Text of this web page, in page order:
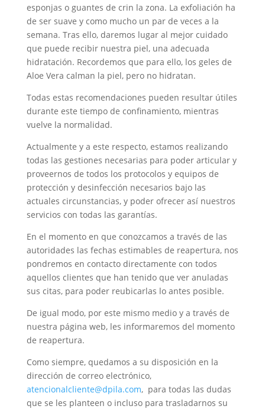
esponjas o guantes de crin la zona. La exfoliación ha
de ser suave y como mucho un par de veces a la
semana. Tras ello, daremos lugar al mejor cuidado
que puede recibir nuestra piel, una adecuada
hidratación. Recordemos que para ello, los geles de
Aloe Vera calman la piel, pero no hidratan.
Todas estas recomendaciones pueden resultar útiles
durante este tiempo de confinamiento, mientras
vuelve la normalidad.
Actualmente y a este respecto, estamos realizando
todas las gestiones necesarias para poder articular y
proveernos de todos los protocolos y equipos de
protección y desinfección necesarios bajo las
actuales circunstancias, y poder ofrecer así nuestros
servicios con todas las garantías.
En el momento en que conozcamos a través de las
autoridades las fechas estimables de reapertura, nos
pondremos en contacto directamente con todos
aquellos clientes que han tenido que ver anuladas
sus citas, para poder reubicarlas lo antes posible.
De igual modo, por este mismo medio y a través de
nuestra página web, les informaremos del momento
de reapertura.
Como siempre, quedamos a su disposición en la
dirección de correo electrónico,
atencionalcliente@dpila.com, para todas las dudas
que se les planteen o incluso para trasladarnos su